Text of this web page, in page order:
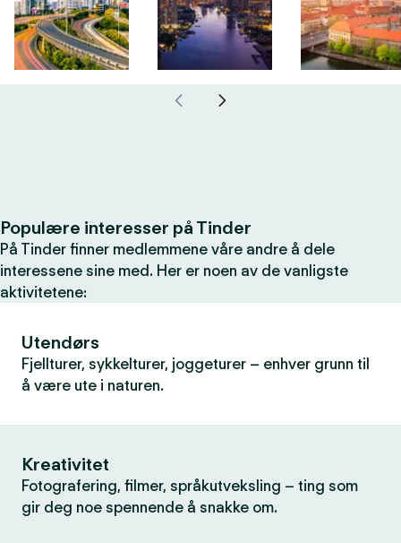
Populære interesser på Tinder
På Tinder finner medlemmene våre andre å dele
interessene sine med. Her er noen av de vanligste
aktivitetene:
Utendørs
Fjellturer, sykkelturer, joggeturer – enhver grunn til
å være ute i naturen.
Kreativitet
Fotografering, filmer, språkutveksling – ting som
gir deg noe spennende å snakke om.